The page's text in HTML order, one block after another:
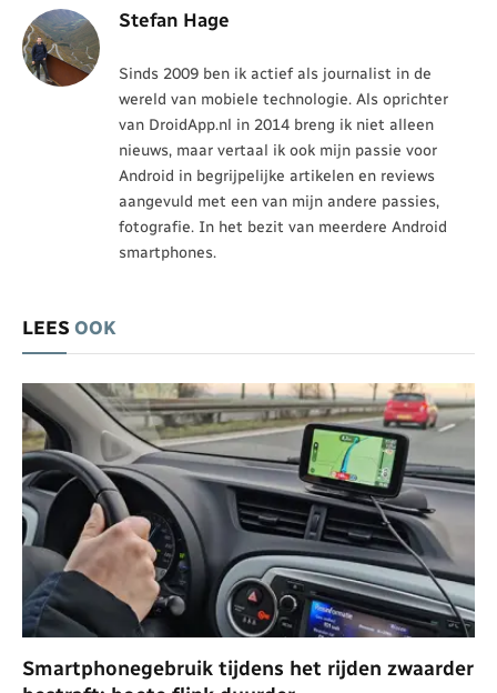
Stefan Hage
Sinds 2009 ben ik actief als journalist in de
wereld van mobiele technologie. Als oprichter
van DroidApp.nl in 2014 breng ik niet alleen
nieuws, maar vertaal ik ook mijn passie voor
Android in begrijpelijke artikelen en reviews
aangevuld met een van mijn andere passies,
fotografie. In het bezit van meerdere Android
smartphones.
LEES OOK
Smartphonegebruik tijdens het rijden zwaarder